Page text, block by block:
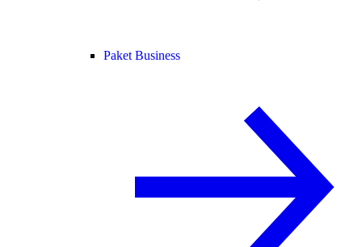
Paket Business